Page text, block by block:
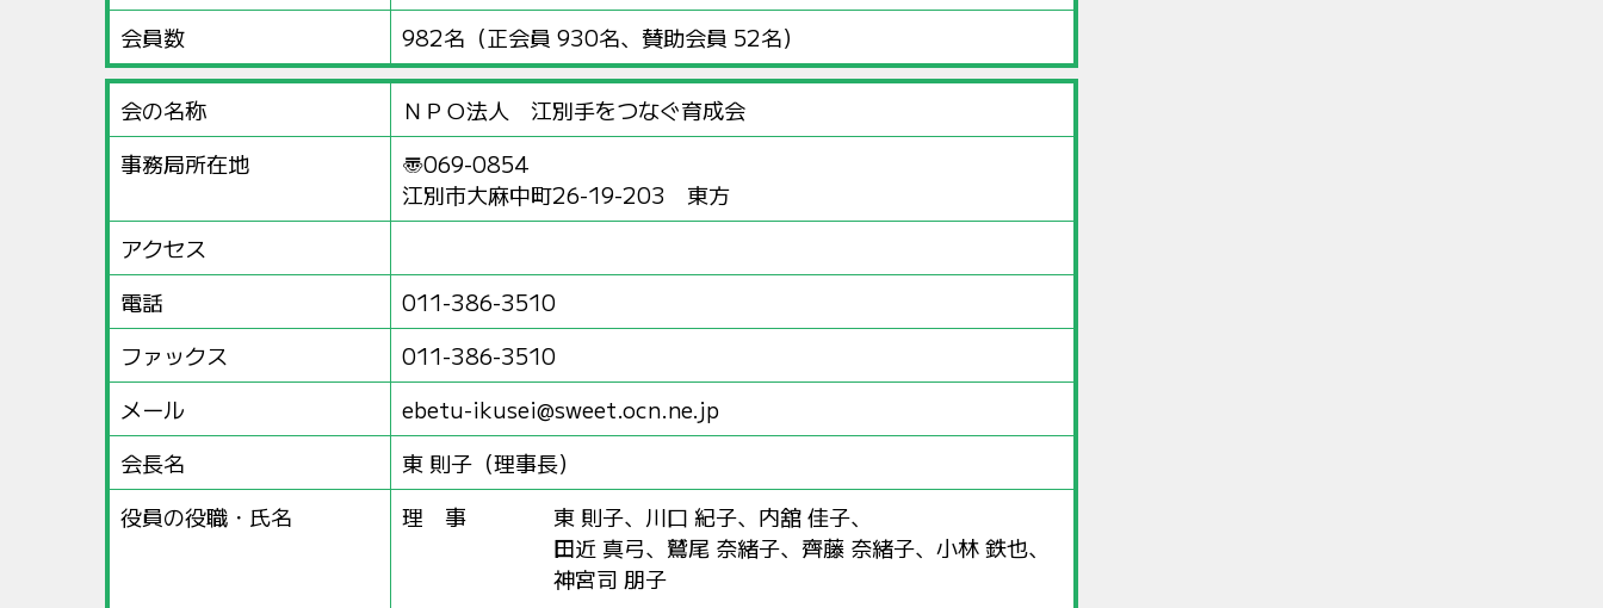
会員数
982名（正会員 930名、賛助会員 52名）
会の名称
ＮＰＯ法人 江別手をつなぐ育成会
事務局所在地
〠069-0854
江別市大麻中町26-19-203 東方
アクセス
電話
011-386-3510
ファックス
011-386-3510
メール
ebetu-ikusei@sweet.ocn.ne.jp
会長名
東 則子（理事長）
役員の役職・氏名
理 事
東 則子、川口 紀子、内舘 佳子、
田近 真弓、鷲尾 奈緒子、齊藤 奈緒子、小林 鉄也、
神宮司 朋子